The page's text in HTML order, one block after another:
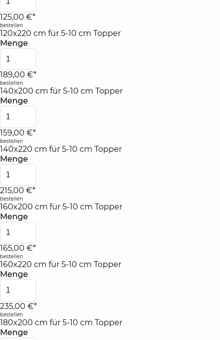
125,00 €*
bestellen
120x220 cm für 5-10 cm Topper
Menge
189,00 €*
bestellen
140x200 cm für 5-10 cm Topper
Menge
159,00 €*
bestellen
140x220 cm für 5-10 cm Topper
Menge
215,00 €*
bestellen
160x200 cm für 5-10 cm Topper
Menge
165,00 €*
bestellen
160x220 cm für 5-10 cm Topper
Menge
235,00 €*
bestellen
180x200 cm für 5-10 cm Topper
Menge